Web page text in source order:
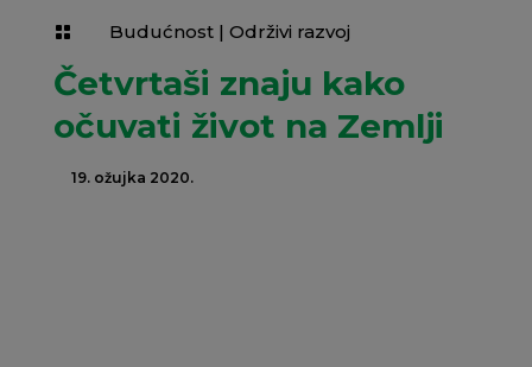
 Budućnost| Održivi razvoj
Četvrtaši znaju kako
očuvati život na Zemlji
19. ožujka 2020.